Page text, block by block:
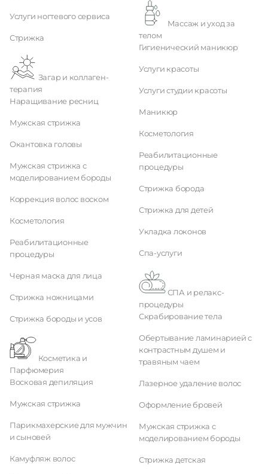
Услуги ногтевого сервиса
Стрижка
терапия
Наращивание ресниц
Мужская стрижка
Окантовка головы
Мужская стрижка с
моделированием бороды
Коррекция волос воском
Косметология
Реабилитационные
процедуры
Черная маска для лица
Стрижка ножницами
Стрижка бороды и усов
Парфюмерия
Восковая депиляция
Мужская стрижка
Парикмахерские для мужчин
и сыновей
Камуфляж волос
телом
Гигиенический маникюр
Услуги красоты
Услуги студии красоты
Маникюр
Косметология
Реабилитационные
процедуры
Стрижка борода
Стрижка для детей
Укладка локонов
Спа-услуги
процедуры
Скрабирование тела
Обертывание ламинарией с
контрастным душем и
травяным чаем
Лазерное удаление волос
Оформление бровей
Мужская стрижка с
моделированием бороды
Стрижка детская